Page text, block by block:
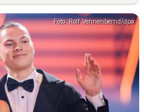
Foto: Rolf Vennenbernd/dpa